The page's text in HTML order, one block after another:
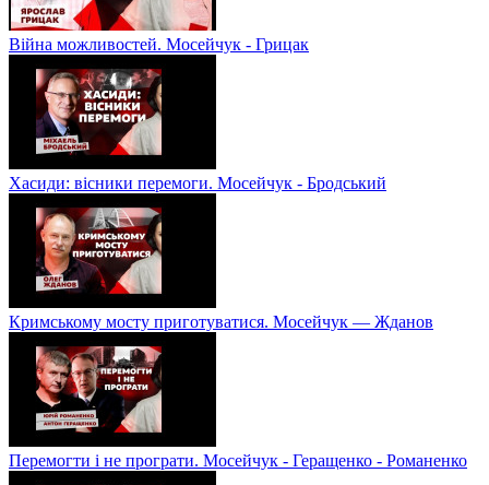
Війна можливостей. Мосейчук - Грицак
Хасиди: вісники перемоги. Мосейчук - Бродський
Кримському мосту приготуватися. Мосейчук — Жданов
Перемогти і не програти. Мосейчук - Геращенко - Романенко